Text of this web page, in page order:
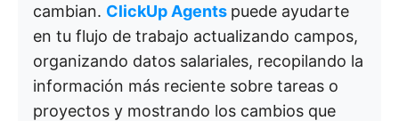
cambian. ClickUp Agents puede ayudarte
en tu flujo de trabajo actualizando campos,
organizando datos salariales, recopilando la
información más reciente sobre tareas o
proyectos y mostrando los cambios que